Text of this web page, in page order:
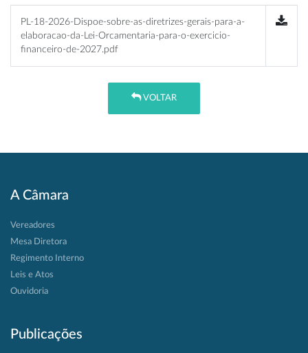
PL-18-2026-Dispoe-sobre-as-diretrizes-gerais-para-a-
elaboracao-da-Lei-Orcamentaria-para-o-exercicio-
financeiro-de-2027.pdf
VOLTAR
A Câmara
Vereadores
Mesa Diretora
Regimento Interno
Leis e Atos
Ouvidoria
Publicações